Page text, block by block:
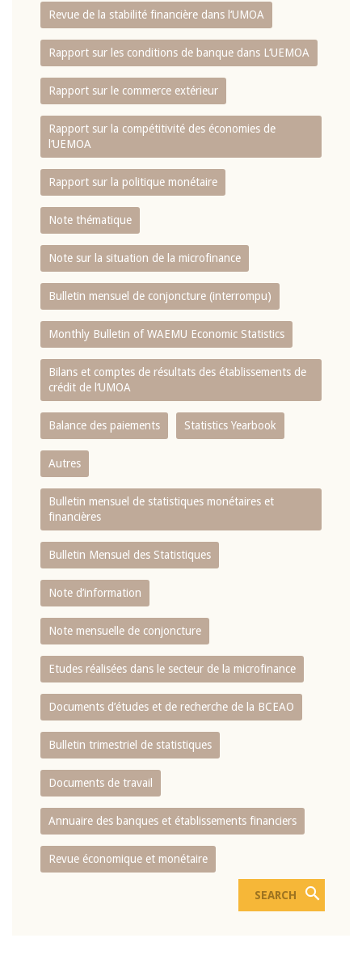
Revue de la stabilité financière dans l‘UMOA
Rapport sur les conditions de banque dans L‘UEMOA
Rapport sur le commerce extérieur
Rapport sur la compétitivité des économies de
l‘UEMOA
Rapport sur la politique monétaire
Note thématique
Note sur la situation de la microfinance
Bulletin mensuel de conjoncture (interrompu)
Monthly Bulletin of WAEMU Economic Statistics
Bilans et comptes de résultats des établissements de
crédit de l‘UMOA
Balance des paiements Statistics Yearbook
Autres
Bulletin mensuel de statistiques monétaires et
financières
Bulletin Mensuel des Statistiques
Note d’information
Note mensuelle de conjoncture
Etudes réalisées dans le secteur de la microfinance
Documents d’études et de recherche de la BCEAO
Bulletin trimestriel de statistiques
Documents de travail
Annuaire des banques et établissements financiers
Revue économique et monétaire